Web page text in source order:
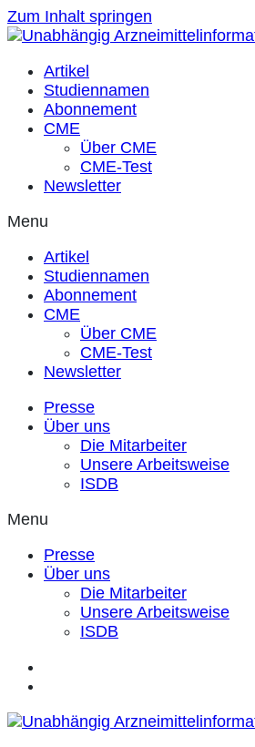
Zum Inhalt springen
Artikel
Studiennamen
Abonnement
CME
Über CME
CME-Test
Newsletter
Menu
Artikel
Studiennamen
Abonnement
CME
Über CME
CME-Test
Newsletter
Presse
Über uns
Die Mitarbeiter
Unsere Arbeitsweise
ISDB
Menu
Presse
Über uns
Die Mitarbeiter
Unsere Arbeitsweise
ISDB